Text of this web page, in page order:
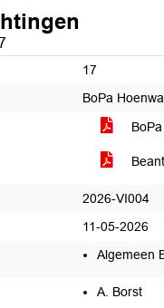
17
BoPa
2026-VI004
11-05-2026
Algemeen
A. Borst